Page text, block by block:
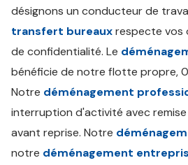
désignons un conducteur de
transfert bureauxrespecte vos
de confidentialité. Le
bénéficie de notre flotte propre,
Notre déménagement
interruption d'activité avec
avant reprise. Notre
notre déménagement